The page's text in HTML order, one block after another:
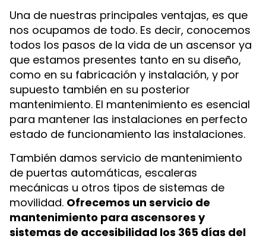
Una de nuestras principales ventajas, es que
nos ocupamos de todo. Es decir, conocemos
todos los pasos de la vida de un ascensor ya
que estamos presentes tanto en su diseño,
como en su fabricación y instalación, y por
supuesto también en su posterior
mantenimiento. El mantenimiento es esencial
para mantener las instalaciones en perfecto
estado de funcionamiento las instalaciones.
También damos servicio de mantenimiento
de puertas automáticas, escaleras
mecánicas u otros tipos de sistemas de
movilidad. Ofrecemos un servicio de
mantenimiento para ascensores y
sistemas de accesibilidad los 365 días del